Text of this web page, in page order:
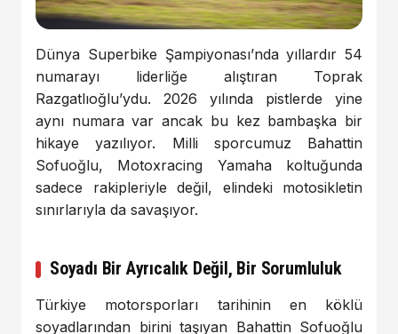
Dünya Superbike Şampiyonası’nda yıllardır 54
numarayı liderliğe alıştıran Toprak
Razgatlıoğlu’ydu. 2026 yılında pistlerde yine
aynı numara var ancak bu kez bambaşka bir
hikaye yazılıyor. Milli sporcumuz Bahattin
Sofuoğlu, Motoxracing Yamaha koltuğunda
sadece rakipleriyle değil, elindeki motosikletin
sınırlarıyla da savaşıyor.
Soyadı Bir Ayrıcalık Değil, Bir Sorumluluk
Türkiye motorsporları tarihinin en köklü
soyadlarından birini taşıyan Bahattin Sofuoğlu